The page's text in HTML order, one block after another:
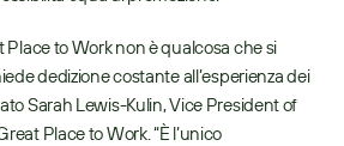
Place to Work non è qualcosa che si
dedizione costante all’esperienza dei
Sarah Lewis-Kulin, Vice President of
Place to Work. “È l’unico